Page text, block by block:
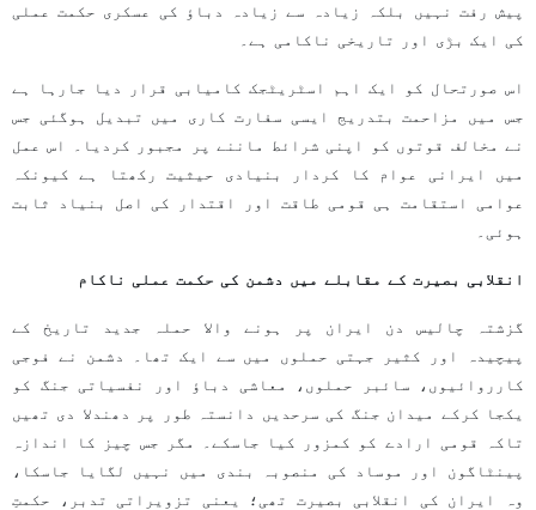
پیش رفت نہیں بلکہ زیادہ سے زیادہ دباؤ کی عسکری حکمت عملی
کی ایک بڑی اور تاریخی ناکامی ہے۔
اس صورتحال کو ایک اہم اسٹریٹجک کامیابی قرار دیا جارہا ہے
جس میں مزاحمت بتدریج ایسی سفارت کاری میں تبدیل ہوگئی جس
نے مخالف قوتوں کو اپنی شرائط ماننے پر مجبور کردیا۔ اس عمل
میں ایرانی عوام کا کردار بنیادی حیثیت رکھتا ہے کیونکہ
عوامی استقامت ہی قومی طاقت اور اقتدار کی اصل بنیاد ثابت
ہوئی۔
انقلابی بصیرت کے مقابلے میں دشمن کی حکمت عملی ناکام
گزشتہ چالیس دن ایران پر ہونے والا حملہ جدید تاریخ کے
پیچیدہ اور کثیر جہتی حملوں میں سے ایک تھا۔ دشمن نے فوجی
کارروائیوں، سائبر حملوں، معاشی دباؤ اور نفسیاتی جنگ کو
یکجا کرکے میدان جنگ کی سرحدیں دانستہ طور پر دھندلا دی تھیں
تاکہ قومی ارادے کو کمزور کیا جاسکے۔ مگر جس چیز کا اندازہ
پینٹاگون اور موساد کی منصوبہ بندی میں نہیں لگایا جاسکا،
وہ ایران کی انقلابی بصیرت تھی؛ یعنی تزویراتی تدبر، حکمتِ